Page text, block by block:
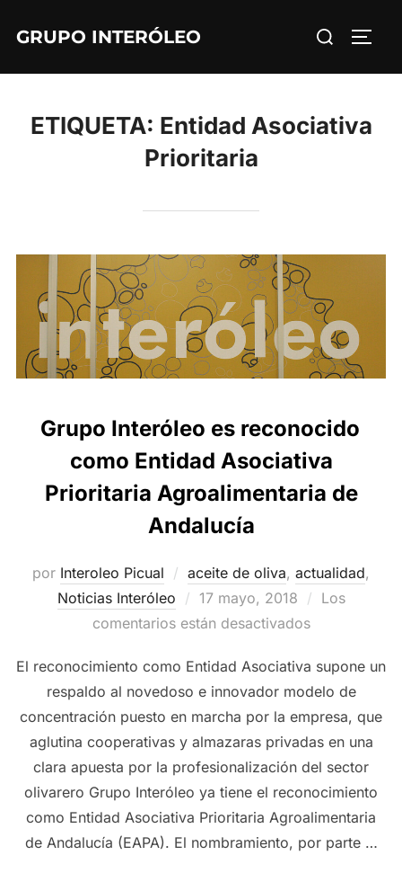
GRUPO INTERÓLEO Buscar:
ETIQUETA: Entidad Asociativa
Prioritaria
Grupo Interóleo es reconocido
como Entidad Asociativa
Prioritaria Agroalimentaria de
Andalucía
por Interoleo Picual aceite de oliva, actualidad,
Noticias Interóleo
Publicado
el
17 mayo, 2018
Los
comentarios están desactivados
El reconocimiento como Entidad Asociativa supone un
respaldo al novedoso e innovador modelo de
concentración puesto en marcha por la empresa, que
aglutina cooperativas y almazaras privadas en una
clara apuesta por la profesionalización del sector
olivarero Grupo Interóleo ya tiene el reconocimiento
como Entidad Asociativa Prioritaria Agroalimentaria
de Andalucía (EAPA). El nombramiento, por parte …